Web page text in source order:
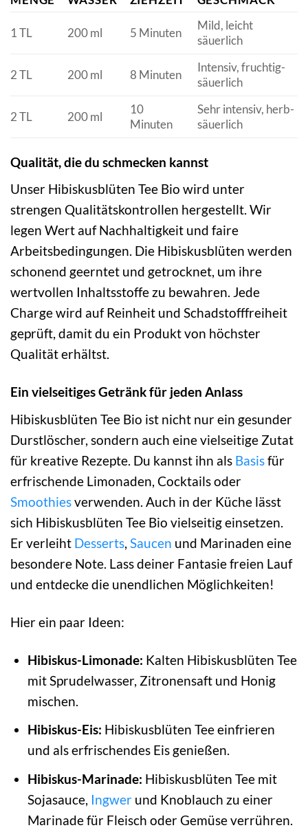
1 TL 200 ml 5 Minuten
Mild, leicht
säuerlich
2 TL 200 ml 8 Minuten
Intensiv, fruchtig-
säuerlich
2 TL 200 ml
10
Minuten
Sehr intensiv, herb-
säuerlich
Qualität, die du schmecken kannst
Unser Hibiskusblüten Tee Bio wird unter
strengen Qualitätskontrollen hergestellt. Wir
legen Wert auf Nachhaltigkeit und faire
Arbeitsbedingungen. Die Hibiskusblüten werden
schonend geerntet und getrocknet, um ihre
wertvollen Inhaltsstoffe zu bewahren. Jede
Charge wird auf Reinheit und Schadstofffreiheit
geprüft, damit du ein Produkt von höchster
Qualität erhältst.
Ein vielseitiges Getränk für jeden Anlass
Hibiskusblüten Tee Bio ist nicht nur ein gesunder
Durstlöscher, sondern auch eine vielseitige Zutat
für kreative Rezepte. Du kannst ihn als Basisfür
erfrischende Limonaden, Cocktails oder
Smoothiesverwenden. Auch in der Küche lässt
sich Hibiskusblüten Tee Bio vielseitig einsetzen.
Er verleiht Desserts, Saucen und Marinaden eine
besondere Note. Lass deiner Fantasie freien Lauf
und entdecke die unendlichen Möglichkeiten!
Hier ein paar Ideen:
Hibiskus-Limonade: Kalten Hibiskusblüten Tee
mit Sprudelwasser, Zitronensaft und Honig
mischen.
Hibiskus-Eis: Hibiskusblüten Tee einfrieren
und als erfrischendes Eis genießen.
Hibiskus-Marinade: Hibiskusblüten Tee mit
Sojasauce, Ingwerund Knoblauch zu einer
Marinade für Fleisch oder Gemüse verrühren.